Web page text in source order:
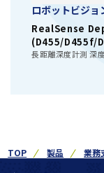
ロボットビジョ
RealSense
(D455/D455f/
長距離深度計測 深
TOP 製品 業務